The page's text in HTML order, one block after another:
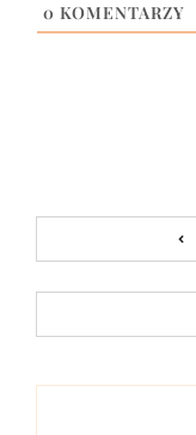
0 KOMENTARZY